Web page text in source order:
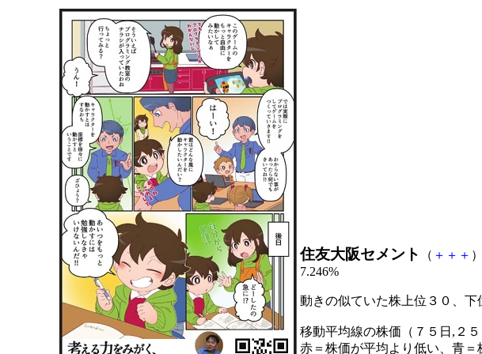
住友大阪セメント （ ＋ ＋ ＋
7.246%
動きの似ていた株上位３０、下
移動平均線の株価（７５日,２
赤＝株価が平均より低い、青＝